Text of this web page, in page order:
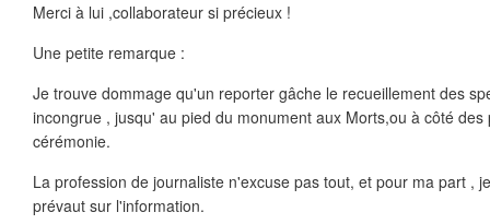
Merci à lui ,collaborateur si précieux !
Une petite remarque :
Je trouve dommage qu'un reporter gâche le recueillement des
incongrue , jusqu' au pied du monument aux Morts,ou à côté
cérémonie.
La profession de journaliste n'excuse pas tout, et pour ma part ,
prévaut sur l'information.